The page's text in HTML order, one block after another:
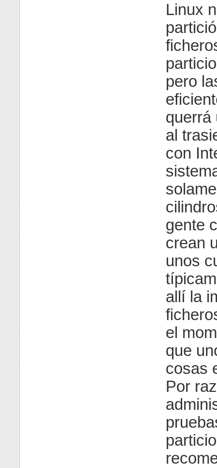
Linux
pero
querrá
al
con
gente
crean
unos
allí la
el
que
cosas
Por